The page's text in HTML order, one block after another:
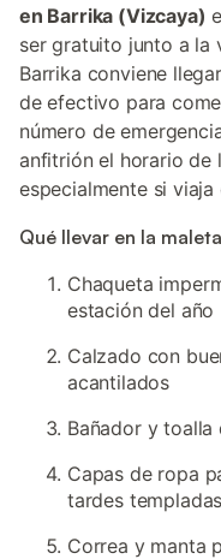
en Barrika (Vizcaya)
ser gratuito junto a la
Barrika conviene
de efectivo para
número de
anfitrión el horario de
especialmente si
Qué llevar en la maleta
Chaqueta
estación del año
Calzado con
acantilados
Bañador y
Capas de ropa
tardes templadas
Correa y manta